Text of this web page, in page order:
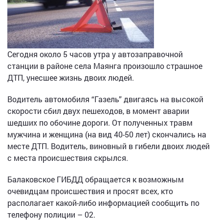
Сегодня около 5 часов утра у автозаправочной
станции в районе села Маянга произошло страшное
ДТП, унесшее жизнь двоих людей.
Водитель автомобиля “Газель” двигаясь на высокой
скорости сбил двух пешеходов, в момент аварии
шедших по обочине дороги. От полученных травм
мужчина и женщина (на вид 40-50 лет) скончались на
месте ДТП. Водитель, виновный в гибели двоих людей
с места происшествия скрылся.
Балаковское ГИБДД обращается к возможным
очевидцам происшествия и просят всех, кто
располагает какой-либо информацией сообщить по
телефону полиции – 02.